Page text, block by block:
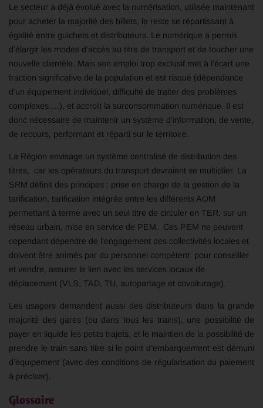
Le secteur a déjà évolué avec la numérisation, utilisée maintenant
pour acheter la majorité des billets, le reste se répartissant à
égalité entre guichets et distributeurs. Le numérique a permis
d’élargir les modes d’accès au titre de transport et de toucher une
nouvelle clientèle. Mais son emploi trop exclusif met à l’écart une
fraction significative de la population et est risqué (dépendance
d’un équipement individuel, difficulté de traiter des problèmes
complexes….), et accroît la surconsommation numérique. Il est
donc nécessaire de maintenir un système d’information, de vente,
de recours, performant et réparti sur le territoire.
La Région envisage un système centralisé de distribution des
titres, car les opérateurs du transport devraient se multiplier. La
SRM définit des principes : prise en charge de la gestion de la
tarification, tarification intégrée entre les différents AOM
permettant à terme avec un seul titre de circuler en TER, sur un
réseau urbain, mise en service de PEM. Ces PEM ne peuvent
cependant dépendre de l’engagement des collectivités locales et
doivent être animés par du personnel compétent pour conseiller
et vendre, assurer le lien avec les services locaux de
déplacement (VLS, TAD, TU, autopartage et covoiturage).
Les usagers demandent aussi des distributeurs dans la grande
majorité des gares (ou dans tous les trains), une possibilité de
payer en liquide les petits trajets, et le maintien de la possibilité de
prendre le train sans titre si le point d’embarquement est démuni
d’équipement (avec des conditions de régularisation du paiement
à préciser).
Glossaire